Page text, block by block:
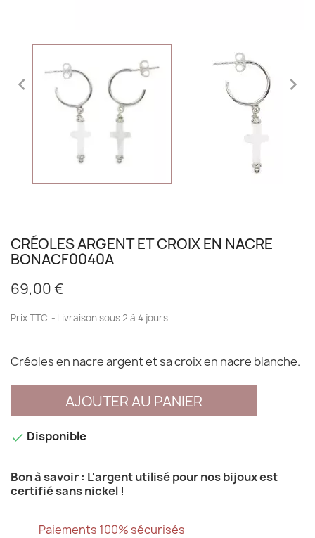
 
CRÉOLES ARGENT ET CROIX EN NACRE
BONACF0040A
69,00 €
Prix TTC Livraison sous 2 à 4 jours
Créoles en nacre argent et sa croix en nacre blanche.
AJOUTER AU PANIER
 Disponible
Bon à savoir : L'argent utilisé pour nos bijoux est
certifié sans nickel !
Paiements 100% sécurisés